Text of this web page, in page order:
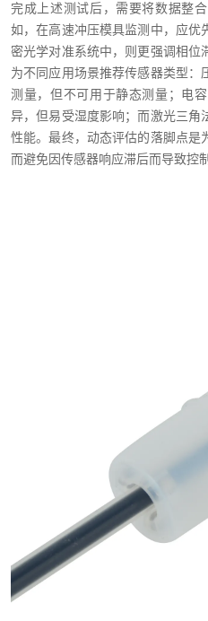
完成上述测试后，需要将数据整
如，在高速冲压模具监测中，应优
密光学对准系统中，则更强调相位
为不同应用场景推荐传感器类型：
测量，但不可用于静态测量；电
异，但易受湿度影响；而激光三角
性能。最终，动态评估的落脚点是
而避免因传感器响应滞后而导致控